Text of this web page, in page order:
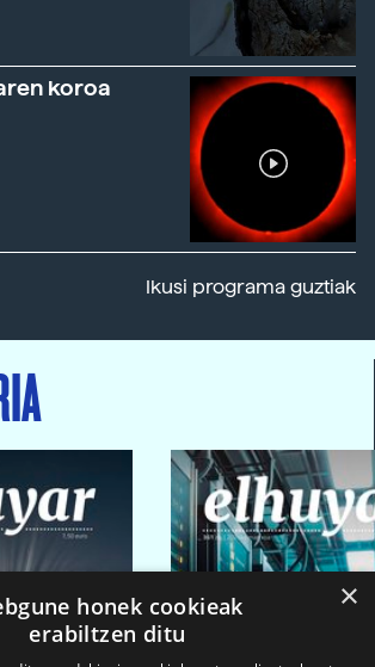
koroa
Ikusi programa guztiak
×
honek cookieak
erabiltzen ditu